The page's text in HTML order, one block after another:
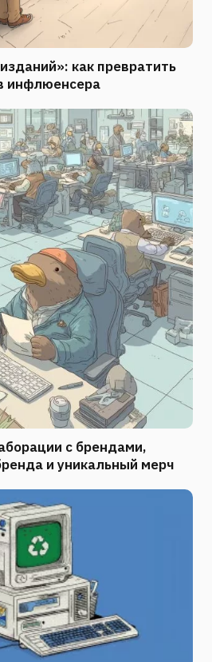
как превратить
инфлюенсера
с брендами,
и уникальный мерч